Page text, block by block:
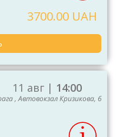
3700.00 UAH
11 авг | 14:00
, Автовокзал Кризикова, 6